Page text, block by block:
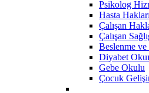
Psikolog
Hasta
Çalışan
Çalışan
Beslenme
Diyabet
Gebe Okulu
Çocuk